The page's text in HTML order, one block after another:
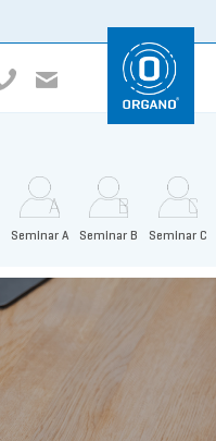
A
Seminar A
B
Seminar B
C
Seminar C